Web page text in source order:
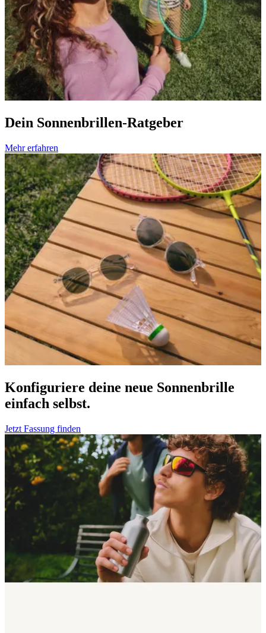
Dein Sonnenbrillen-Ratgeber
Mehr erfahren
Konfiguriere deine neue Sonnenbrille
einfach selbst.
Jetzt Fassung finden